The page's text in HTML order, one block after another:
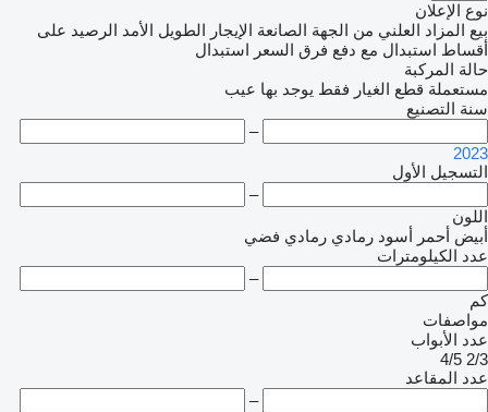
نوع الإعلان
بيع المزاد العلني من الجهة الصانعة الإيجار الطويل الأمد الرصيد على
أقساط استبدال مع دفع فرق السعر استبدال
حالة المركبة
مستعملة قطع الغيار فقط يوجد بها عيب
سنة التصنيع
–
2023
التسجيل الأول
–
اللون
أبيض أحمر أسود رمادي رمادي فضي
عدد الكيلومترات
–
كم
مواصفات
عدد الأبواب
2/3
4/5
عدد المقاعد
–